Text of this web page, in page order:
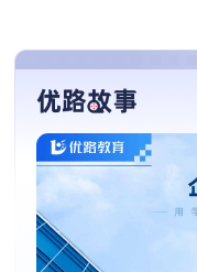
优路故事